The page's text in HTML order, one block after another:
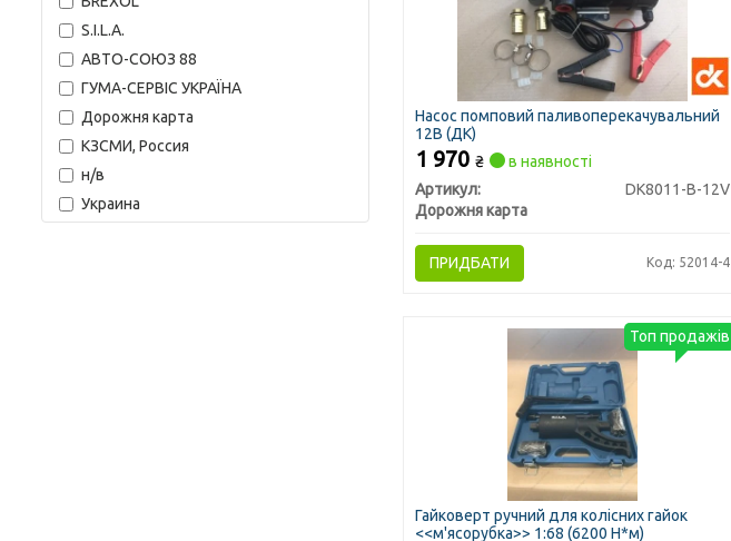
S.I.L.A.
АВТО-СОЮЗ 88
ГУМА-СЕРВІС УКРАЇНА
Дорожня карта
КЗСМИ, Россия
н/в
Украина
Насос помповий паливоперекачувальний
12В (ДК)
1 970 ₴
в наявності
Артикул:
DK8011-B-12V
Дорожня карта
ПРИДБАТИ Код: 52014-4
Гайковерт ручний для колісних гайок
<<м'ясорубка>> 1:68 (6200 Н*м)
Топ продажів